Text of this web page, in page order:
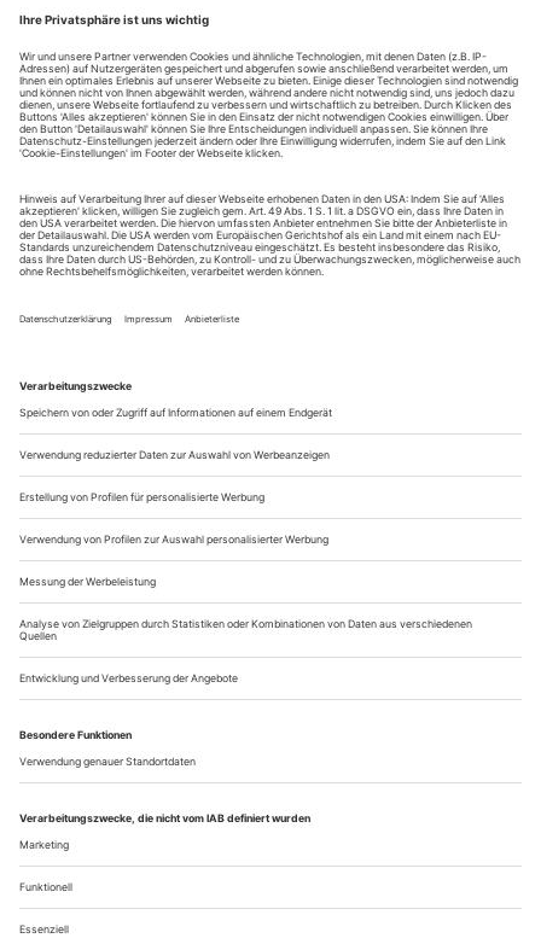
Die Frage führt ins Innerste unser Wahrnehmung von Kunst
und Leben: «Welche Rolle spielt Musik für die Menschen und
deren Weltbeziehung?» Martin Pfleiderer und Hartmut Rosa
stellen sie an den Beginn ihrer erhellenden, in der Juli-
Ausgabe der Zeitschrift «Musik und Ästhetik» erschienenen
Betrachtungen über «Musik als Resonanzsphäre». Bereits in
den einleitenden...
Dirigenten des Jahres
Kirill Petrenko
ein Satz von Elias Canetti aus dessen Essayband «Masse und
Macht»; ein Satz, der allzu gerne unterschlagen wird. «Der
Dirigent», heißt es da relativ zu Beginn, «hält sich für den
ersten Diener an der Musik. Er ist von ihr so erfüllt, dass ihm
der Gedanke an einen zweiten,...
Wider besseres Wissen
Zweimal hat Beethoven das Original seiner einzigen Oper
umgearbeitet. Ohne musikalisch-dramaturgischen Gewinn. Warum
die erste «Leonore» alles, was später kam, in den Schatten stellt
Der 250. Geburtstag Ludwig van Beethovens hat eine Debatte um
seine einzige Oper neu entfacht, die spätestens seit dem 1986
erschienenen «Fidelio»-Buch von Willy Hess und der 1997 unter
John Eliot Gardiner unter dem originalen Titel «Leonore»
eingespielten Urfassung nicht nur Experten beschäftigt. Wie sind
die vom Komponisten vorgenommenen Bearbeitungen des ersten...
Über uns Kontakt Kritikerumfrage Newsletter